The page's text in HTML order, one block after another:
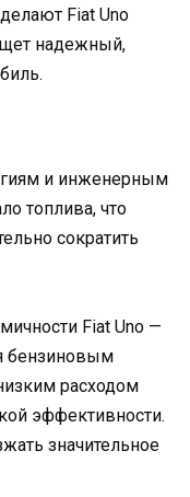
Fiat Uno
надежный,
и инженерным
топлива, что
сократить
Fiat Uno —
бензиновым
расходом
эффективности.
значительное